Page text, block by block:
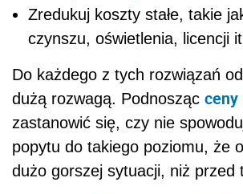
Zredukuj koszty stałe, takie
czynszu, oświetlenia, licencji
Do każdego z tych rozwiązań
dużą rozwagą. Podnosząc ceny
zastanowić się, czy nie
popytu do takiego poziomu, że
dużo gorszej sytuacji, niż przed